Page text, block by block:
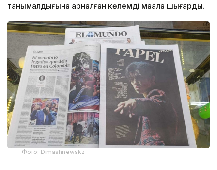
танымалдығына арналған көлемді мақала шығарды.
Фото: Dimashnewskz